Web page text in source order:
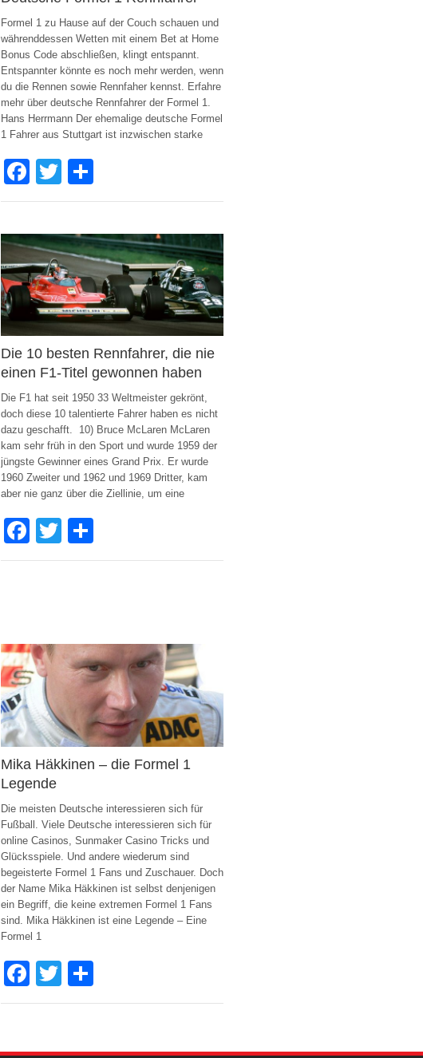
Formel 1 zu Hause auf der Couch schauen und
währenddessen Wetten mit einem Bet at Home
Bonus Code abschließen, klingt entspannt.
Entspannter könnte es noch mehr werden, wenn
du die Rennen sowie Rennfaher kennst. Erfahre
mehr über deutsche Rennfahrer der Formel 1.
Hans Herrmann Der ehemalige deutsche Formel
1 Fahrer aus Stuttgart ist inzwischen starke
Facebook
Twitter
Share
Die 10 besten Rennfahrer, die nie
einen F1-Titel gewonnen haben
Die F1 hat seit 1950 33 Weltmeister gekrönt,
doch diese 10 talentierte Fahrer haben es nicht
dazu geschafft. 10) Bruce McLaren McLaren
kam sehr früh in den Sport und wurde 1959 der
jüngste Gewinner eines Grand Prix. Er wurde
1960 Zweiter und 1962 und 1969 Dritter, kam
aber nie ganz über die Ziellinie, um eine
Facebook
Twitter
Mika Häkkinen – die Formel 1
Legende
Die meisten Deutsche interessieren sich für
Fußball. Viele Deutsche interessieren sich für
online Casinos, Sunmaker Casino Tricks und
Glücksspiele. Und andere wiederum sind
begeisterte Formel 1 Fans und Zuschauer. Doch
der Name Mika Häkkinen ist selbst denjenigen
ein Begriff, die keine extremen Formel 1 Fans
sind. Mika Häkkinen ist eine Legende – Eine
Formel 1
Facebook
Twitter